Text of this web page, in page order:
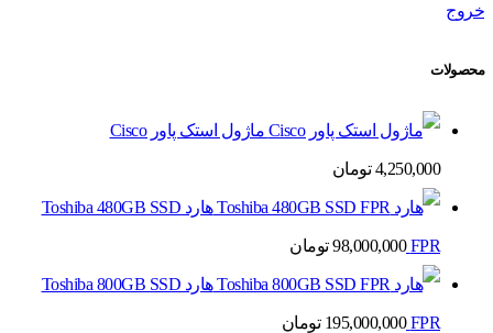
خروج
محصولات
ماژول استک پاور Cisco
4,250,000 تومان
هارد Toshiba 480GB SSD
FPR
98,000,000 تومان
هارد Toshiba 800GB SSD
FPR
195,000,000 تومان